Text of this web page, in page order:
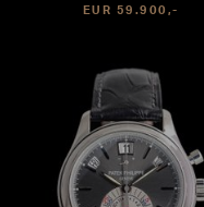
EUR 59.900,-